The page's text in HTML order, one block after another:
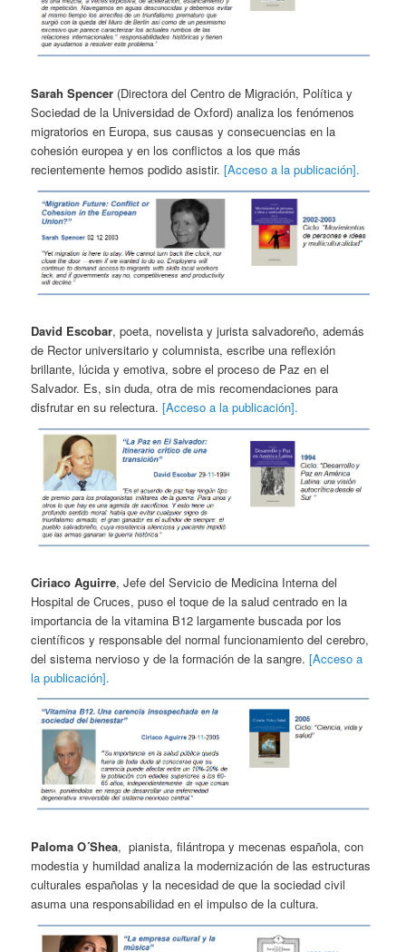
Sarah Spencer (Directora del Centro de Migración, Política y
Sociedad de la Universidad de Oxford) analiza los fenómenos
migratorios en Europa, sus causas y consecuencias en la
cohesión europea y en los conflictos a los que más
recientemente hemos podido asistir.[Acceso a la publicación].
David Escobar, poeta, novelista y jurista salvadoreño, además
de Rector universitario y columnista, escribe una reflexión
brillante, lúcida y emotiva, sobre el proceso de Paz en el
Salvador. Es, sin duda, otra de mis recomendaciones para
disfrutar en su relectura.[Acceso a la publicación].
Ciriaco Aguirre, Jefe del Servicio de Medicina Interna del
Hospital de Cruces, puso el toque de la salud centrado en la
importancia de la vitamina B12 largamente buscada por los
científicos y responsable del normal funcionamiento del cerebro,
del sistema nervioso y de la formación de la sangre.[Acceso a
la publicación].
Paloma O´Shea, pianista, filántropa y mecenas española, con
modestia y humildad analiza la modernización de las estructuras
culturales españolas y la necesidad de que la sociedad civil
asuma una responsabilidad en el impulso de la cultura.